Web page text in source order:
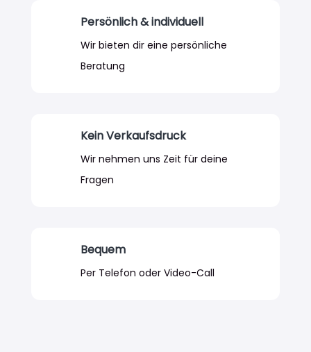
Persönlich & individuell
Wir bieten dir eine persönliche
Beratung
Kein Verkaufsdruck
Wir nehmen uns Zeit für deine
Fragen
Bequem
Per Telefon oder Video-Call